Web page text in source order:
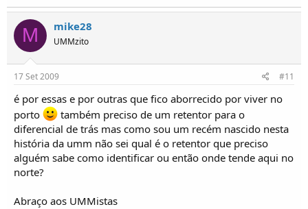
M mike28
UMMzito
17 Set 2009 #11
é por essas e por outras que fico aborrecido por viver no
porto
também preciso de um retentor para o
diferencial de trás mas como sou um recém nascido nesta
história da umm não sei qual é o retentor que preciso
alguém sabe como identificar ou então onde tende aqui no
norte?
Abraço aos UMMistas